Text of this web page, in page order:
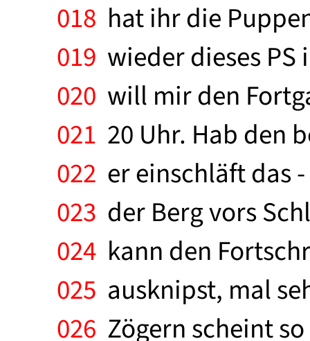
018 hat ihr die
019 wieder dieses
020 will mir den
021 20 Uhr. Hab den
022 er einschläft das
023 der Berg vors
024 kann den
025 ausknipst, mal
026 Zögern scheint